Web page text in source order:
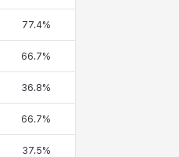
77.4%
66.7%
36.8%
66.7%
37.5%